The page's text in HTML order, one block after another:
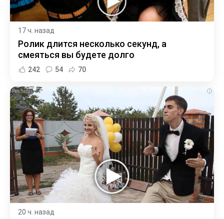
17 ч. назад
Ролик длится несколько секунд, а
смеяться вы будете долго
242 54 70
i
20 ч. назад